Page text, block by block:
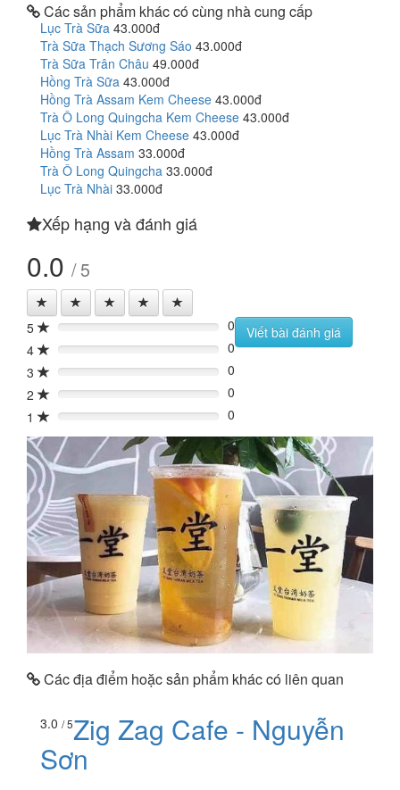
Các sản phẩm khác có cùng nhà cung cấp
Lục Trà Sữa 43.000đ
Trà Sữa Thạch Sương Sáo 43.000đ
Trà Sữa Trân Châu 49.000đ
Hồng Trà Sữa 43.000đ
Hồng Trà Assam Kem Cheese 43.000đ
Trà Ô Long Quingcha Kem Cheese 43.000đ
Lục Trà Nhài Kem Cheese 43.000đ
Hồng Trà Assam 33.000đ
Trà Ô Long Quingcha 33.000đ
Lục Trà Nhài 33.000đ
Xếp hạng và đánh giá
0.0 / 5
5 0%
0
4
0%
0
3
0%
0
2
0%
0
1
0% 0
Viết bài đánh giá
Các địa điểm hoặc sản phẩm khác có liên quan
3.0 / 5Zig Zag Cafe - Nguyễn
Sơn